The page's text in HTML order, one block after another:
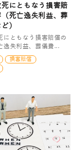
にともなう損害賠
死亡逸失利益、葬
）
にともなう損害賠償の
逸失利益、葬儀費...
損害賠償